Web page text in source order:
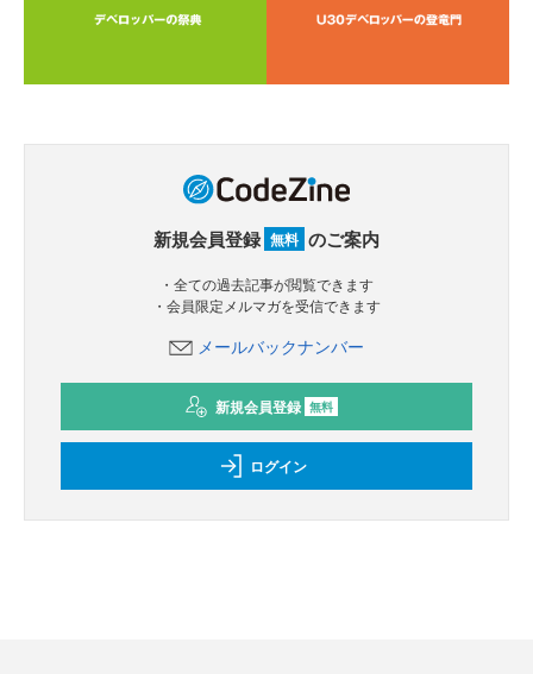
新規会員登録 無料 のご案内
・全ての過去記事が閲覧できます
・会員限定メルマガを受信できます
メールバックナンバー
新規会員登録 無料
ログイン